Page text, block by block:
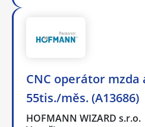
CNC operátor mzda
55tis./měs. (A13686)
HOFMANN WIZARD s.r.o.